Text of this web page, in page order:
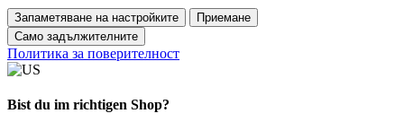
Запаметяване на настройките
Приемане
Само задължителните
Политика за поверителност
Bist du im richtigen Shop?